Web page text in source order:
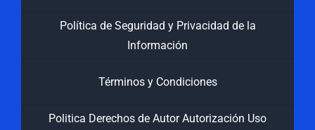
Política de Seguridad y Privacidad de la
Información
Términos y Condiciones
Politica Derechos de Autor Autorización Uso